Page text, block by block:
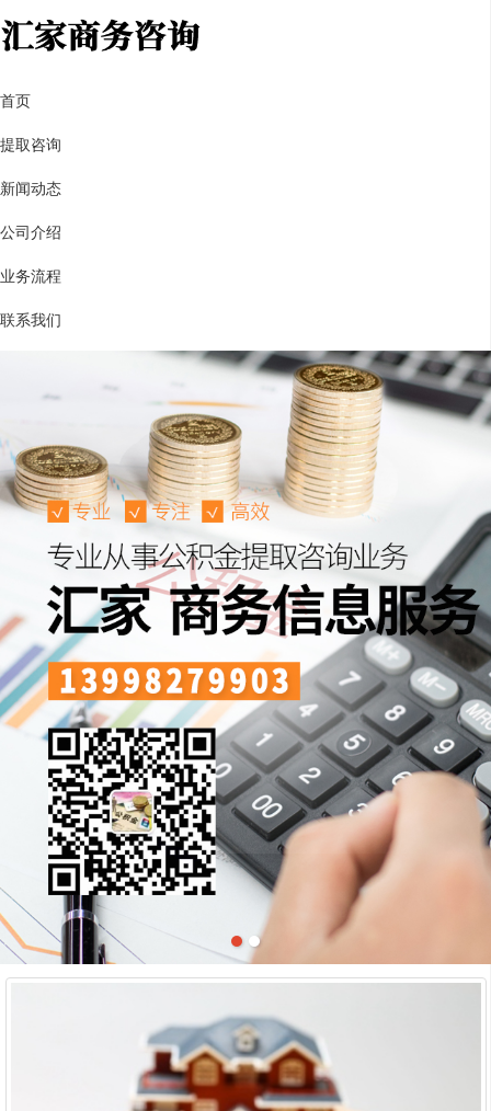
首页
提取咨询
新闻动态
公司介绍
业务流程
联系我们